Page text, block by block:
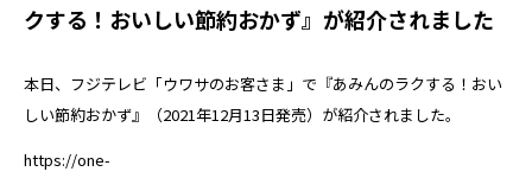
クする！おいしい節約おかず』が紹介されました
本日、フジテレビ「ウワサのお客さま」で『あみんのラクする！おい
しい節約おかず』（2021年12月13日発売）が紹介されました。
https://one-